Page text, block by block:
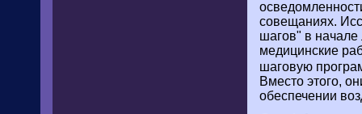
совещаниях.
шагов" в начале
медицинские
шаговую
Вместо этого,
обеспечении